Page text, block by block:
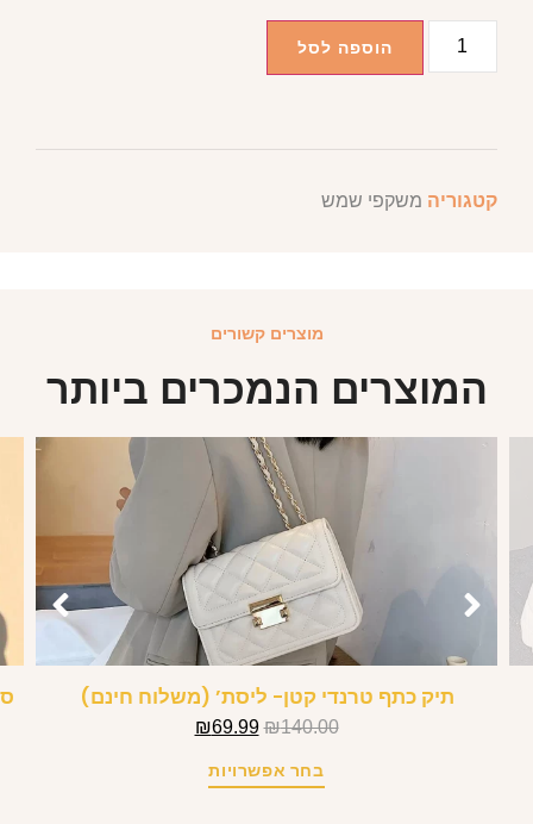
הוספה לסל
קטגוריה משקפי שמש
מוצרים קשורים
המוצרים הנמכרים ביותר
תיק כתף טרנדי קטן- ליסת’ (משלוח חינם)
₪140.00
₪69.99
בחר אפשרויות